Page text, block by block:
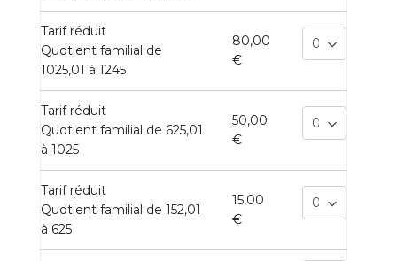
Tarif réduit
Quotient familial de
1025,01 à 1245
80,00
€
Tarif réduit
Quotient familial de 625,01
à 1025
50,00
€
Tarif réduit
Quotient familial de 152,01
à 625
15,00
€